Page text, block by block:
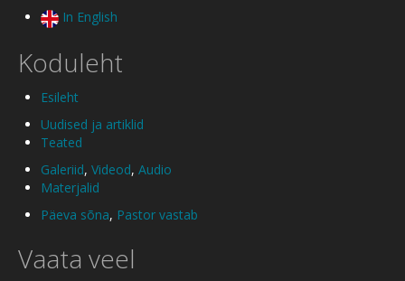
In English
Koduleht
Esileht
Uudised ja artiklid
Teated
Galeriid, Videod, Audio
Materjalid
Päeva sõna, Pastor vastab
Vaata veel